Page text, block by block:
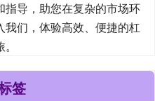
导，助您在复杂的市场环
们，体验高效、便捷的杠
签